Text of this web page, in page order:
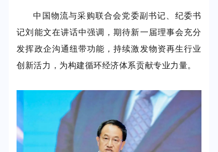
中国物流与采购联合会党委副书记、纪委书
记刘能文在讲话中强调，期待新一届理事会充分
发挥政企沟通纽带功能，持续激发物资再生行业
创新活力，为构建循环经济体系贡献专业力量。